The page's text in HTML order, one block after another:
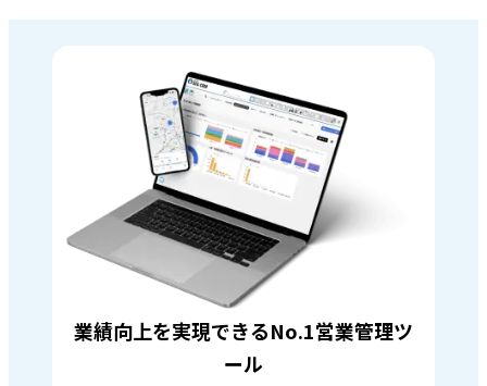
業績向上を実現できるNo.1営業管理ツ
ール